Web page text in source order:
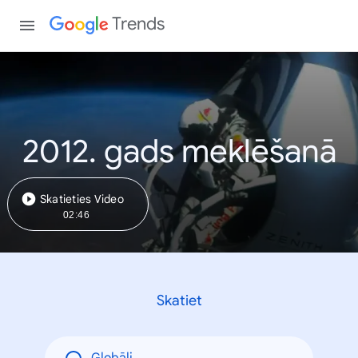
Trends
2012. gads meklēšanā
Skatieties Video
02:46
Skatiet